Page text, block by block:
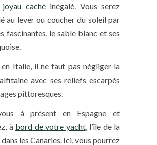
cachéinégalé. Vous serez
au lever ou coucher du soleil par
fascinantes, le sable blanc et ses
en Italie, il ne faut pas négliger la
avec ses reliefs escarpés
pittoresques.
vous à présent en Espagne et
à bord de votre yacht, l’île de la
les Canaries. Ici, vous pourrez